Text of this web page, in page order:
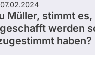
Müller, stimmt
werden
haben?